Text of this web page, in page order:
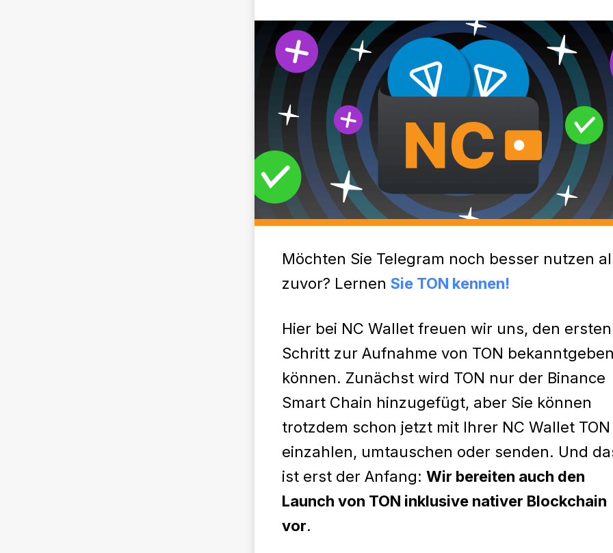
Möchten Sie Telegram noch besser nutzen
zuvor? Lernen Sie TON kennen!
Hier bei NC Wallet freuen wir uns, den ersten
Schritt zur Aufnahme von TON
können. Zunächst wird TON nur der Binance
Smart Chain hinzugefügt, aber Sie können
trotzdem schon jetzt mit Ihrer NC Wallet TON
einzahlen, umtauschen oder senden. Und
ist erst der Anfang: Wir bereiten auch den
Launch von TON inklusive nativer Blockchain
vor.